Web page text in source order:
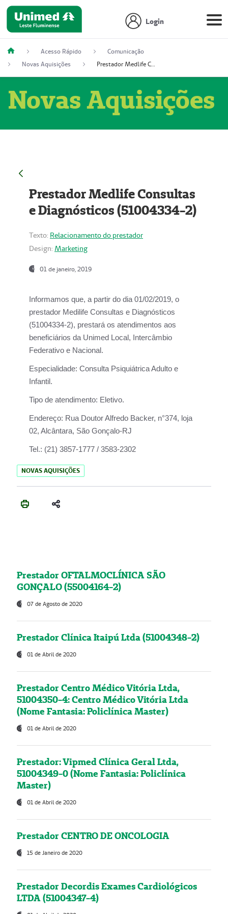
Login
Acesso Rápido
Comunicação
Novas Aquisições
Prestador Medlife Consultas e Diagnósticos (51004334-2)
Novas Aquisições
Prestador Medlife Consultas
e Diagnósticos (51004334-2)
Texto: Relacionamento do prestador
Design: Marketing
01 de janeiro, 2019
Informamos que, a partir do dia 01/02/2019, o
prestador Medilife Consultas e Diagnósticos
(51004334-2), prestará os atendimentos aos
beneficiários da Unimed Local, Intercâmbio
Federativo e Nacional.
Especialidade: Consulta Psiquiátrica Adulto e
Infantil.
Tipo de atendimento: Eletivo.
Endereço: Rua Doutor Alfredo Backer, n°374, loja
02, Alcântara, São Gonçalo-RJ
Tel.: (21) 3857-1777 / 3583-2302
NOVAS AQUISIÇÕES
Prestador OFTALMOCLÍNICA SÃO
GONÇALO (55004164-2)
07 de Agosto de 2020
Prestador Clínica Itaipú Ltda (51004348-2)
01 de Abril de 2020
Prestador Centro Médico Vitória Ltda,
51004350-4: Centro Médico Vitória Ltda
(Nome Fantasia: Policlínica Master)
01 de Abril de 2020
Prestador: Vipmed Clínica Geral Ltda,
51004349-0 (Nome Fantasia: Policlínica
Master)
01 de Abril de 2020
Prestador CENTRO DE ONCOLOGIA
15 de Janeiro de 2020
Prestador Decordis Exames Cardiológicos
LTDA (51004347-4)